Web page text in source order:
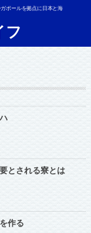
ポールを拠点に日本と海
フ
とされる寮とは
作る